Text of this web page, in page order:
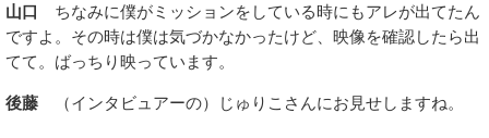
山口
ちなみに僕がミッションをしている時にもアレが出てたん
ですよ。その時は僕は気づかなかったけど、映像を確認したら出
てて。ばっちり映っています。
後藤 （インタビュアーの）じゅりこさんにお見せしますね。